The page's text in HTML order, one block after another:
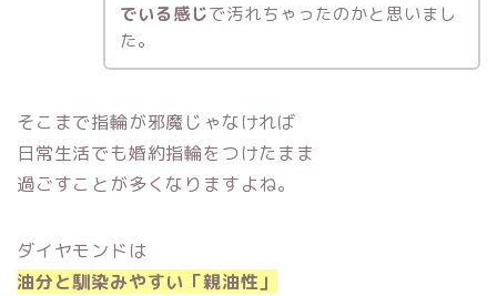
でいる感じで汚れちゃったのかと思いまし
た。
そこまで指輪が邪魔じゃなければ
日常生活でも婚約指輪をつけたまま
過ごすことが多くなりますよね。
ダイヤモンドは
油分と馴染みやすい「親油性」